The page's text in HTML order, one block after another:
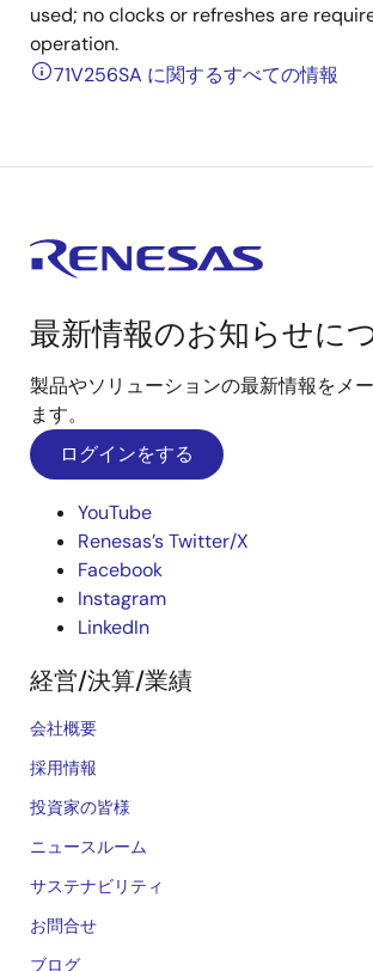
used; no clocks or refreshes are
operation.
71V256SA に関するすべての情報
最新情報のお知らせに
製品やソリューションの最新情報をメ
ます。
ログインをする
YouTube
Renesas’s Twitter/X
Facebook
Instagram
LinkedIn
経営/決算/業績
会社概要
採用情報
投資家の皆様
ニュースルーム
サステナビリティ
お問合せ
ブログ